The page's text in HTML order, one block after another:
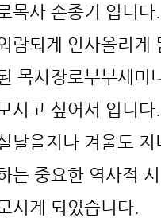
목사 손종기 입니
람되게 인사올리게
목사장로부부세미
시고 싶어서 입니다.
날을지나 겨울도
는 중요한 역사적
시게 되었습니다.
5